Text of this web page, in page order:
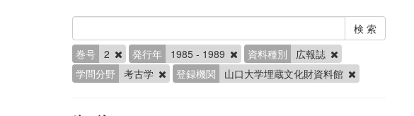
巻号 2 発行年 1985 - 1989 資料種別
広報誌
学問分野
考古学 登録機関 山口大学埋蔵文化財資料館